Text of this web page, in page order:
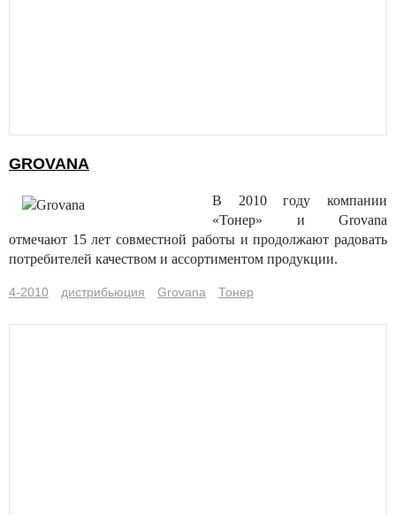
GROVANA
В 2010 году компании
«Тонер» и Grovana
отмечают 15 лет совместной работы и продолжают радовать
потребителей качеством и ассортиментом продукции.
4-2010 дистрибьюция Grovana Тонер